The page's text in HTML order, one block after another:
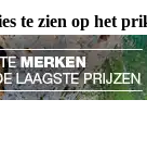
te zien op het